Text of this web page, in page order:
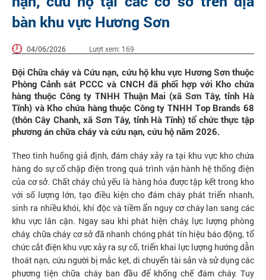
bàn khu vực Hương Sơn
04/06/2026 Lượt xem: 169
Đội Chữa cháy và Cứu nạn, cứu hộ khu vực Hương Sơn thuộc
Phòng Cảnh sát PCCC và CNCH đã phối hợp với Kho chứa
hàng thuộc Công ty TNHH Thuận Mai (xã Sơn Tây, tỉnh Hà
Tĩnh) và Kho chứa hàng thuộc Công ty TNHH Top Brands 68
(thôn Cây Chanh, xã Sơn Tây, tỉnh Hà Tĩnh) tổ chức thực tập
phương án chữa cháy và cứu nạn, cứu hộ năm 2026.
Theo tình huống giả định, đám cháy xảy ra tại khu vực kho chứa
hàng do sự cố chập điện trong quá trình vận hành hệ thống điện
của cơ sở. Chất cháy chủ yếu là hàng hóa được tập kết trong kho
với số lượng lớn, tạo điều kiện cho đám cháy phát triển nhanh,
sinh ra nhiều khói, khí độc và tiềm ẩn nguy cơ cháy lan sang các
khu vực lân cận. Ngay sau khi phát hiện cháy, lực lượng phòng
cháy, chữa cháy cơ sở đã nhanh chóng phát tín hiệu báo động, tổ
chức cắt điện khu vực xảy ra sự cố, triển khai lực lượng hướng dẫn
thoát nạn, cứu người bị mắc kẹt, di chuyển tài sản và sử dụng các
phương tiện chữa cháy ban đầu để khống chế đám cháy. Tuy